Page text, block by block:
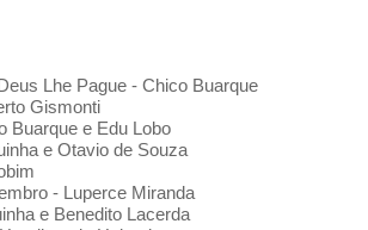
Lhe Pague - Chico Buarque
Gismonti
Buarque e Edu Lobo
e Otavio de Souza
- Luperce Miranda
e Benedito Lacerda